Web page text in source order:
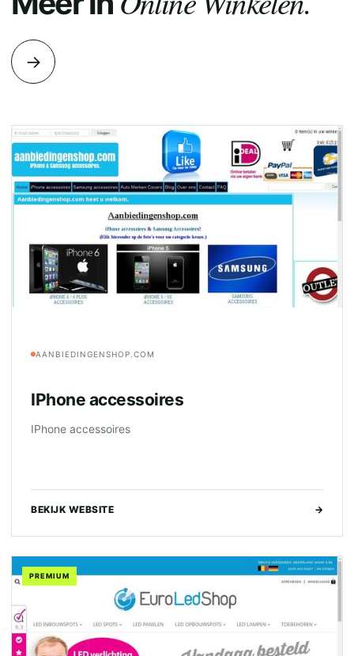
→
AANBIEDINGENSHOP.COM
IPhone accessoires
IPhone accessoires
BEKIJK WEBSITE →
PREMIUM